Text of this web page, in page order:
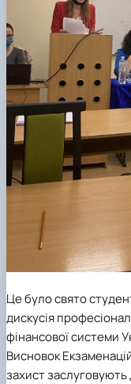
Це було свято
дискусія
фінансової системи
Висновок
захист заслуговують